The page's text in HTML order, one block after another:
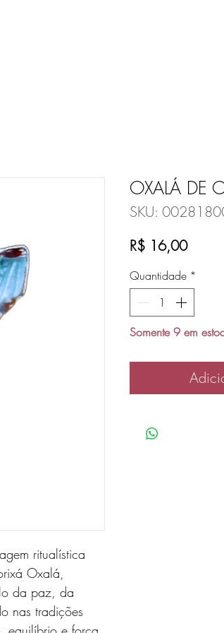
ritualística
Oxalá,
da paz, da
nas tradições
OXALÁ DE
SKU:
R$ 16,00Preço
Quantidade *
Somente 9 em